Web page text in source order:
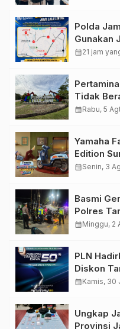
Polda
Gunakan
calendar_month21 jam
Tidak
Migas
calendar_monthRabu, 5
Yamaha
Edition
Retro
calendar_monthSenin, 3
Basmi
Polres
calendar_monthMinggu, 2
PLN
Diskon
GIIAS
calendar_monthKamis, 30
Ungkap
Provinsi